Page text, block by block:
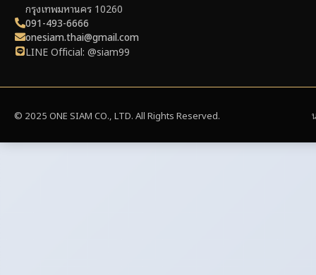
กรุงเทพมหานคร 10260
091-493-6666
onesiam.thai@gmail.com
LINE Official: @siam99
© 2025 ONE SIAM CO., LTD. All Rights Reserved.